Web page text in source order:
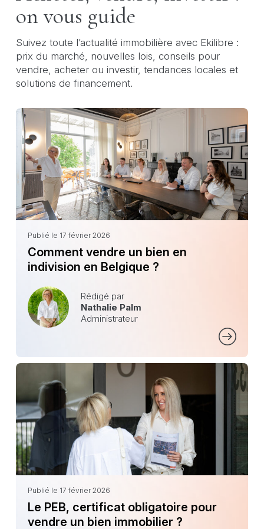
on vous guide
Suivez toute l’actualité immobilière avec Ekilibre :
prix du marché, nouvelles lois, conseils pour
vendre, acheter ou investir, tendances locales et
solutions de financement.
Publié le 17 février 2026
Comment vendre un bien en
indivision en Belgique ?
Rédigé par
Nathalie Palm
Administrateur
Publié le 17 février 2026
Le PEB, certificat obligatoire pour
vendre un bien immobilier ?